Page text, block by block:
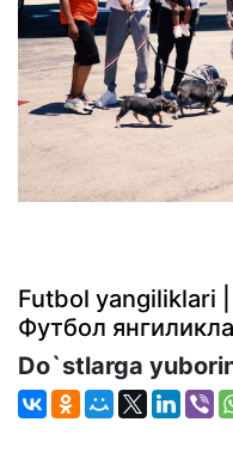
Futbol yangiliklari
Футбол
Do`stlarga